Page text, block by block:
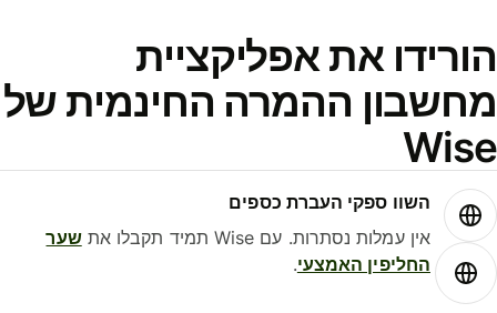
את אפליקציית
ההמרה החינמית של
השוו ספקי העברת כספים
אין עמלות נסתרות. עם Wise תמיד תקבלו את
שער
החליפין האמצעי.